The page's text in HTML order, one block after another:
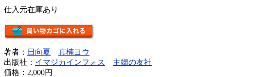
仕入元在庫あり
著者： 日向夏
真楠ヨウ
出版社： イマジカインフォス
主婦の友社
価格： 2,000円